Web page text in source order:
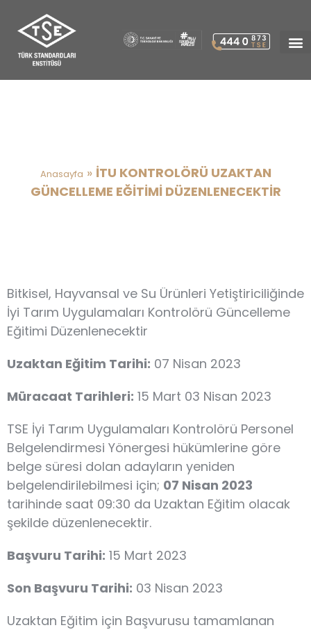
Anasayfa » İTU KONTROLÖRÜ UZAKTAN
GÜNCELLEME EĞİTİMİ DÜZENLENECEKTİR
Bitkisel, Hayvansal ve Su Ürünleri Yetiştiriciliğinde
İyi Tarım Uygulamaları Kontrolörü Güncelleme
Eğitimi Düzenlenecektir
Uzaktan Eğitim Tarihi: 07 Nisan 2023
Müracaat Tarihleri: 15 Mart 03 Nisan 2023
TSE İyi Tarım Uygulamaları Kontrolörü Personel
Belgelendirmesi Yönergesi hükümlerine göre
belge süresi dolan adayların yeniden
belgelendirilebilmesi için; 07 Nisan 2023
tarihinde saat 09:30 da Uzaktan Eğitim olacak
şekilde düzenlenecektir.
Başvuru Tarihi: 15 Mart 2023
Son Başvuru Tarihi: 03 Nisan 2023
Uzaktan Eğitim için Başvurusu tamamlanan